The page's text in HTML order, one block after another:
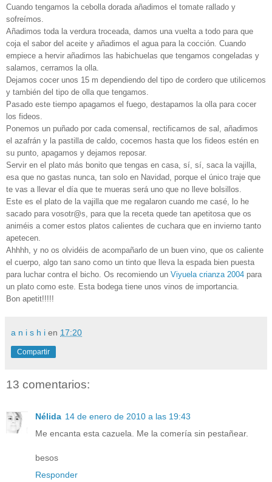
Cuando tengamos la cebolla dorada añadimos el tomate rallado y
sofreímos.
Añadimos toda la verdura troceada, damos una vuelta a todo para que
coja el sabor del aceite y añadimos el agua para la cocción. Cuando
empiece a hervir añadimos las habichuelas que tengamos congeladas y
salamos, cerramos la olla.
Dejamos cocer unos 15 m dependiendo del tipo de cordero que utilicemos
y también del tipo de olla que tengamos.
Pasado este tiempo apagamos el fuego, destapamos la olla para cocer
los fideos.
Ponemos un puñado por cada comensal, rectificamos de sal, añadimos
el azafrán y la pastilla de caldo, cocemos hasta que los fideos estén en
su punto, apagamos y dejamos reposar.
Servir en el plato más bonito que tengas en casa, sí, sí, saca la vajilla,
esa que no gastas nunca, tan solo en Navidad, porque el único traje que
te vas a llevar el día que te mueras será uno que no lleve bolsillos.
Este es el plato de la vajilla que me regalaron cuando me casé, lo he
sacado para vosotr@s, para que la receta quede tan apetitosa que os
animéis a comer estos platos calientes de cuchara que en invierno tanto
apetecen.
Ahhhh, y no os olvidéis de acompañarlo de un buen vino, que os caliente
el cuerpo, algo tan sano como un tinto que lleva la espada bien puesta
para luchar contra el bicho. Os recomiendo un Viyuela crianza 2004 para
un plato como este. Esta bodega tiene unos vinos de importancia.
Bon apetit!!!!!
a n i s h i en 17:20
Compartir
13 comentarios:
Nélida 14 de enero de 2010 a las 19:43
Me encanta esta cazuela. Me la comería sin pestañear.
besos
Responder